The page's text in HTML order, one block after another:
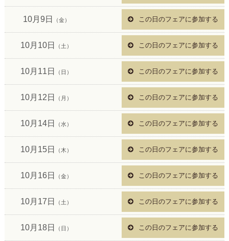
10月9日 （金） この日のフェアに参加する
10月10日 （土） この日のフェアに参加する
10月11日 （日） この日のフェアに参加する
10月12日 （月） この日のフェアに参加する
10月14日 （水） この日のフェアに参加する
10月15日 （木） この日のフェアに参加する
10月16日 （金） この日のフェアに参加する
10月17日 （土） この日のフェアに参加する
10月18日 （日） この日のフェアに参加する